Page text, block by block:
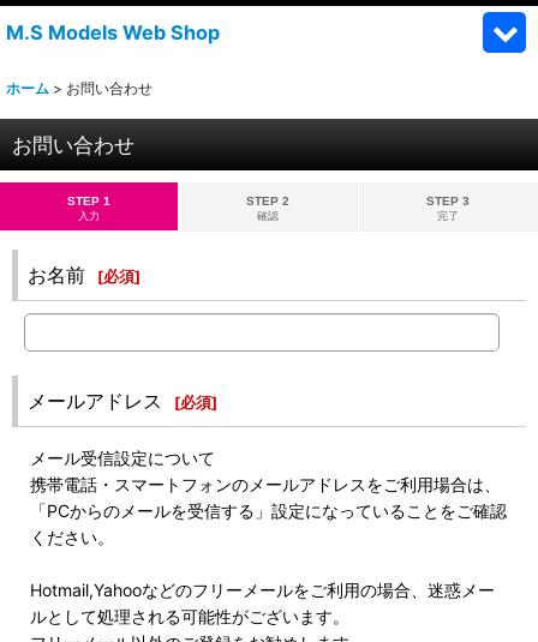
M.S Models Web Shop
ホーム > お問い合わせ
お問い合わせ
STEP 1
入力
STEP 2
確認
STEP 3
完了
お名前 [必須]
メールアドレス [必須]
メール受信設定について
携帯電話・スマートフォンのメールアドレスをご利用場合は、
「PCからのメールを受信する」設定になっていることをご確認
ください。
Hotmail,Yahooなどのフリーメールをご利用の場合、迷惑メー
ルとして処理される可能性がございます。